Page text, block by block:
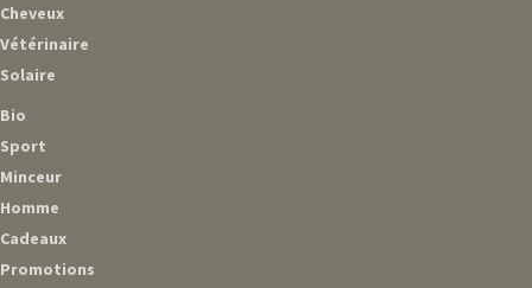
Cheveux
Vétérinaire
Solaire
Bio
Sport
Minceur
Homme
Cadeaux
Promotions